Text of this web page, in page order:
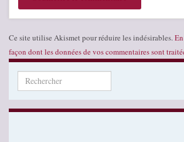
Ce site utilise Akismet pour réduire les indésirables.
façon dont les données de vos commentaires sont
Search for: